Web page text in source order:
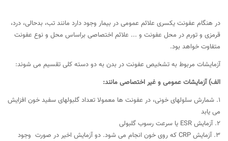
در هنگام عفونت یکسری علائم عمومی در بیمار وجود دارد مانند تب، بدحالی، درد،
قرمزی و تورم در محل عفونت و ... علائم اختصاصی براساس محل و نوع عفونت
متفاوت خواهد بود.
آزمایشات مربوط به تشخیص عفونت در بدن به دو دسته کلی تقسیم می شوند:
الف) آزمایشات عمومی و غیر اختصاصی مانند:
۱. شمارش سلولهای خونی، در عفونت ها معمولا تعداد گلبولهای سفید خون افزایش
می یابد
۲. آزمایش ESR یا سرعت رسوب گلبولی
۳. آزمایش CRP که روی خون انجام می شود. دو آزمایش اخیر در صورت وجود